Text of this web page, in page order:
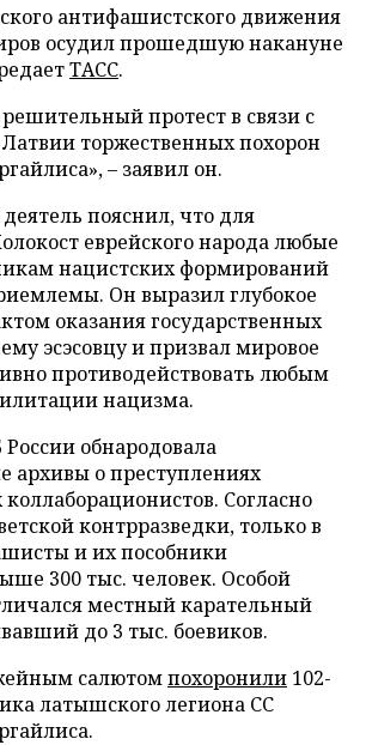
антифашистского движения
осудил прошедшую накануне
ТАСС.
протест в связи с
торжественных похорон
– заявил он.
пояснил, что для
еврейского народа любые
нацистских формирований
Он выразил глубокое
оказания государственных
эсэсовцу и призвал мировое
противодействовать любым
нацизма.
обнародовала
архивы о преступлениях
Согласно
контрразведки, только в
и их пособники
300 тыс. человек. Особой
местный карательный
до 3 тыс. боевиков.
салютомпохоронили 102-
латышского легиона СС